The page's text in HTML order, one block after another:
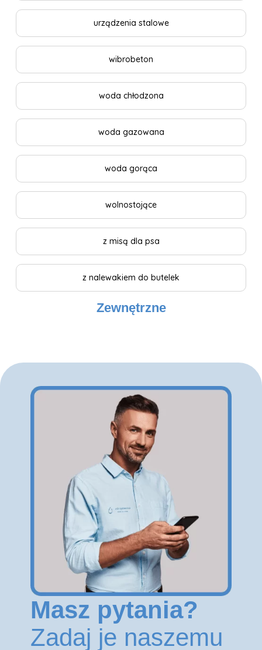
urządzenia stalowe
wibrobeton
woda chłodzona
woda gazowana
woda gorąca
wolnostojące
z misą dla psa
z nalewakiem do butelek
Zewnętrzne
Masz pytania?
Zadaj je naszemu